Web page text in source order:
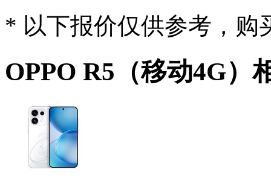
* 以下报价仅供参考，购
OPPO R5（移动4G）